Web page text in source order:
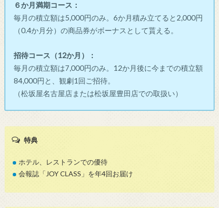
６か月満期コース：
毎月の積立額は5,000円のみ。6か月積み立てると2,000円
（0.4か月分）の商品券がボーナスとして貰える。
招待コース（12か月）：
毎月の積立額は7,000円のみ。12か月後に今までの積立額
84,000円と、観劇1回ご招待。
（松坂屋名古屋店または松坂屋豊田店での取扱い）
特典
ホテル、レストランでの優待
会報誌「JOY CLASS」を年4回お届け